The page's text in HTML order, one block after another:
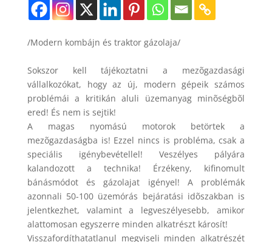
/Modern kombájn és traktor gázolaja/
Sokszor kell tájékoztatni a mezõgazdasági
vállalkozókat, hogy az új, modern gépeik számos
problémái a kritikán aluli üzemanyag minõségbõl
ered! És nem is sejtik!
A magas nyomású motorok betörtek a
mezõgazdaságba is! Ezzel nincs is probléma, csak a
speciális igénybevétellel! Veszélyes pályára
kalandozott a technika! Érzékeny, kifinomult
bánásmódot és gázolajat igényel! A problémák
azonnali 50-100 üzemórás bejáratási idõszakban is
jelentkezhet, valamint a legveszélyesebb, amikor
alattomosan egyszerre minden alkatrészt károsít!
Visszafordíthatatlanul megviseli minden alkatrészét